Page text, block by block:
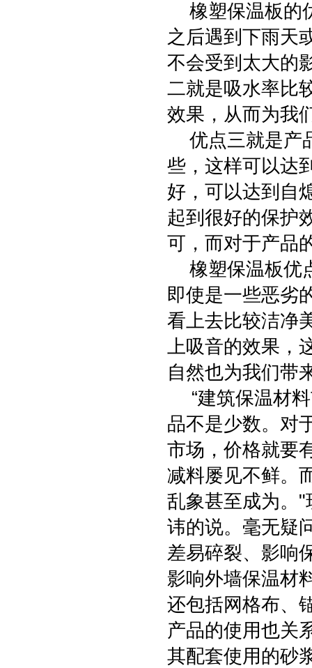
橡塑保温板的
之后遇到下雨天
不会受到太大的
二就是吸水率比
效果，从而为我
优点三就是产
些，这样可以达
好，可以达到自
起到很好的保护
可，而对于产品
橡塑保温板优
即使是一些恶劣
看上去比较洁净
上吸音的效果，
自然也为我们带
“建筑保温材料
品不是少数。对
市场，价格就要
减料屡见不鲜。
乱象甚至成为。
讳的说。毫无疑
差易碎裂、影响
影响外墙保温材
还包括网格布、
产品的使用也关
其配套使用的砂